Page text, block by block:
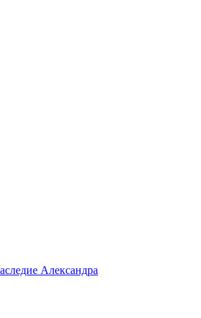
Александра